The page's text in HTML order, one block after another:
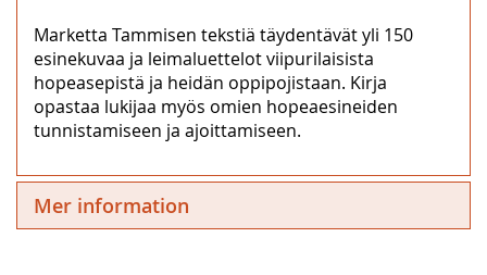
Marketta Tammisen tekstiä täydentävät yli 150
esinekuvaa ja leimaluettelot viipurilaisista
hopeasepistä ja heidän oppipojistaan. Kirja
opastaa lukijaa myös omien hopeaesineiden
tunnistamiseen ja ajoittamiseen.
Mer information